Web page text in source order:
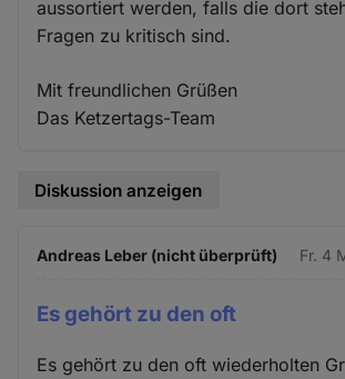
aussortiert werden, falls die dort
Fragen zu kritisch sind.
Mit freundlichen Grüßen
Das Ketzertags-Team
Diskussion anzeigen
Andreas Leber (nicht überprüft) Fr. 4
Es gehört zu den oft
Es gehört zu den oft wiederholten